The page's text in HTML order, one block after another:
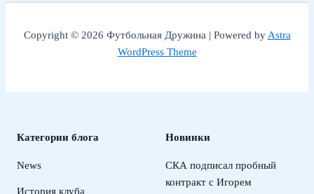
Copyright © 2026 Футбольная Дружина | Powered byAstra
WordPress Theme
Категории блога
News
История клуба
Новинки
СКА подписал пробный
контракт с Игорем